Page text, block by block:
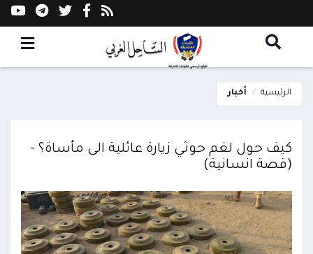
الرئيسية أخبار
كيف حول لغم حوثي زيارة عائلية الى مأساة؟ -
(قصة انسانية)